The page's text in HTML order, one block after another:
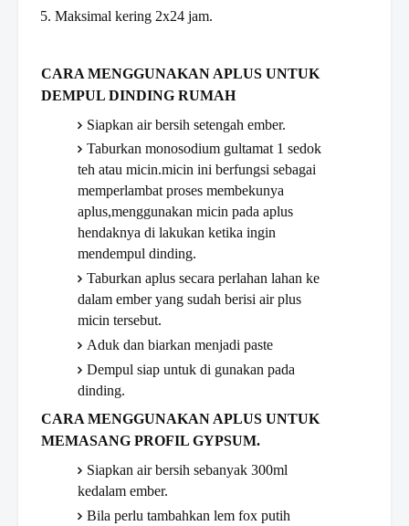
Maksimal kering 2x24 jam.
CARA MENGGUNAKAN APLUS UNTUK
DEMPUL DINDING RUMAH
Siapkan air bersih setengah ember.
Taburkan monosodium gultamat 1 sedok
teh atau micin.micin ini berfungsi sebagai
memperlambat proses membekunya
aplus,menggunakan micin pada aplus
hendaknya di lakukan ketika ingin
mendempul dinding.
Taburkan aplus secara perlahan lahan ke
dalam ember yang sudah berisi air plus
micin tersebut.
Aduk dan biarkan menjadi paste
Dempul siap untuk di gunakan pada
dinding.
CARA MENGGUNAKAN APLUS UNTUK
MEMASANG PROFIL GYPSUM.
Siapkan air bersih sebanyak 300ml
kedalam ember.
Bila perlu tambahkan lem fox putih